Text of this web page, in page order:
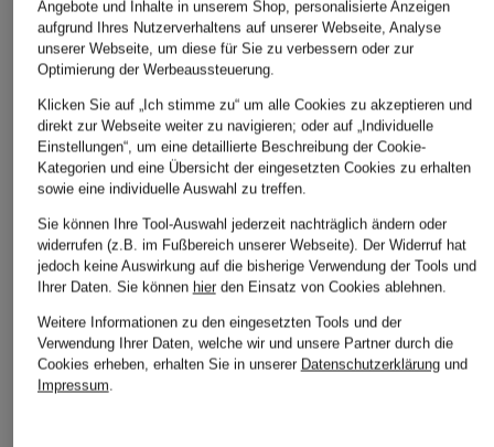
BARBA NAPOLI
Oxfordhemd Slim Fit
235 €
+Aktionsrabatt
STROKESMAN'S
Hemd Regular Fit
19,99 €
Bestpreis:17,99 €
Ursprünglich:
59,99 €
BOSS
Hemd JOE Regular
Fit
Bestpreis:76,49 €
Ursprünglich:139,95 €
Angebote und Inhalte in unserem Shop, personalisierte Anzeigen
aufgrund Ihres Nutzerverhaltens auf unserer Webseite, Analyse
unserer Webseite, um diese für Sie zu verbessern oder zur
Optimierung der Werbeaussteuerung.
Klicken Sie auf „Ich stimme zu“ um alle Cookies zu akzeptieren und
direkt zur Webseite weiter zu navigieren; oder auf „Individuelle
Einstellungen“, um eine detaillierte Beschreibung der Cookie-
Kategorien und eine Übersicht der eingesetzten Cookies zu erhalten
sowie eine individuelle Auswahl zu treffen.
Sie können Ihre Tool-Auswahl jederzeit nachträglich ändern oder
widerrufen (z.B. im Fußbereich unserer Webseite). Der Widerruf hat
jedoch keine Auswirkung auf die bisherige Verwendung der Tools und
Ihrer Daten. Sie können hierden Einsatz von Cookies ablehnen.
Weitere Informationen zu den eingesetzten Tools und der
Verwendung Ihrer Daten, welche wir und unsere Partner durch die
Cookies erheben, erhalten Sie in unserer Datenschutzerklärungund
Impressum.